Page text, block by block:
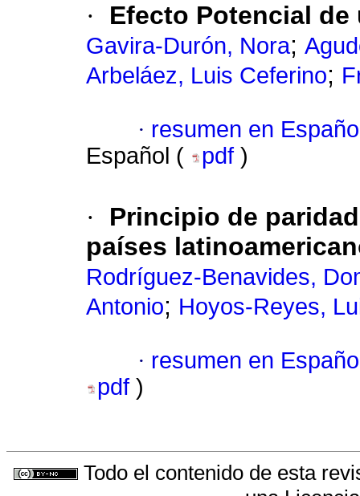
· Efecto Potencial
Gavira-Durón, Nora;
Arbeláez, Luis Ceferino;
· resumen en
Español (
pdf )
·
Principio de
países
Rodríguez-Benavides,
Antonio; Hoyos-Reyes,
· resumen en
pdf )
Todo el contenido de esta